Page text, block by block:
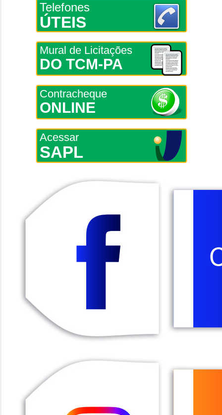
Telefones
ÚTEIS
Mural de Licitações
DO TCM-PA
Contracheque
ONLINE
Acessar
SAPL